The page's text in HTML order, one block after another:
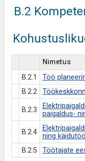
B.2
Nimetus
B.2.1
Töö
B.2.2
B.2.3
paigaldus-
B.2.4
ning
B.2.5 Töötajate